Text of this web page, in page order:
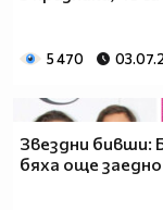
5 470
Звездни бивши:
бяха още заедно